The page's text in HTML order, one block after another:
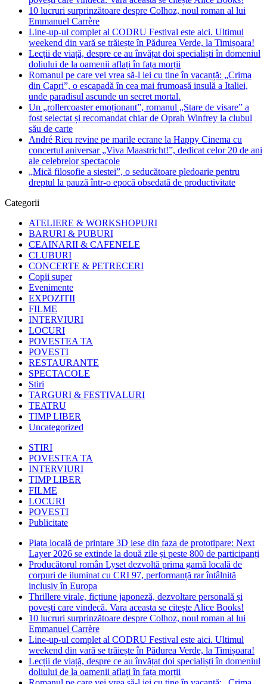
10 lucruri surprinzătoare despre Colhoz, noul roman al lui
Emmanuel Carrère
Line-up-ul complet al CODRU Festival este aici. Ultimul
weekend din vară se trăiește în Pădurea Verde, la Timișoara!
Lecții de viață, despre ce au învățat doi specialiști în domeniul
doliului de la oamenii aflați în fața morții
Romanul pe care vei vrea să-l iei cu tine în vacanță: „Crima
din Capri”, o escapadă în cea mai frumoasă insulă a Italiei,
unde paradisul ascunde un secret mortal.
Un „rollercoaster emoționant”, romanul „Stare de visare” a
fost selectat și recomandat chiar de Oprah Winfrey la clubul
său de carte
André Rieu revine pe marile ecrane la Happy Cinema cu
concertul aniversar „Viva Maastricht!”, dedicat celor 20 de ani
ale celebrelor spectacole
„Mică filosofie a siestei”, o seducătoare pledoarie pentru
dreptul la pauză într-o epocă obsedată de productivitate
Categorii
ATELIERE & WORKSHOPURI
BARURI & PUBURI
CEAINARII & CAFENELE
CLUBURI
CONCERTE & PETRECERI
Copii super
Evenimente
EXPOZITII
FILME
INTERVIURI
LOCURI
POVESTEA TA
POVESTI
RESTAURANTE
SPECTACOLE
Stiri
TARGURI & FESTIVALURI
TEATRU
TIMP LIBER
Uncategorized
STIRI
POVESTEA TA
INTERVIURI
TIMP LIBER
FILME
LOCURI
POVESTI
Publicitate
Piața locală de printare 3D iese din faza de prototipare: Next
Layer 2026 se extinde la două zile și peste 800 de participanți
Producătorul român Lyset dezvoltă prima gamă locală de
corpuri de iluminat cu CRI 97, performanță rar întâlnită
inclusiv în Europa
Thrillere virale, ficțiune japoneză, dezvoltare personală și
povești care vindecă. Vara aceasta se citește Alice Books!
10 lucruri surprinzătoare despre Colhoz, noul roman al lui
Emmanuel Carrère
Line-up-ul complet al CODRU Festival este aici. Ultimul
weekend din vară se trăiește în Pădurea Verde, la Timișoara!
Lecții de viață, despre ce au învățat doi specialiști în domeniul
doliului de la oamenii aflați în fața morții